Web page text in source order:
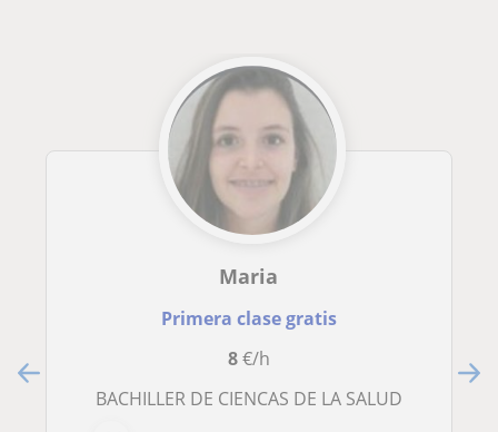
Maria
Primera clase gratis
8€/h
BACHILLER DE CIENCAS DE LA SALUD